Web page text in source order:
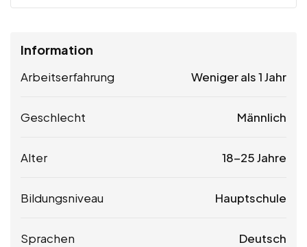
Information
Arbeitserfahrung Weniger als 1 Jahr
Geschlecht Männlich
Alter 18-25 Jahre
Bildungsniveau Hauptschule
Sprachen Deutsch